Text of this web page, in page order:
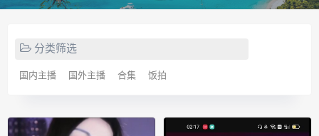
分类筛选
国内主播 国外主播 合集 饭拍